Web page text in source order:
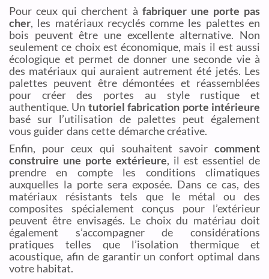
Pour ceux qui cherchent à fabriquer une porte pas
cher, les matériaux recyclés comme les palettes en
bois peuvent être une excellente alternative. Non
seulement ce choix est économique, mais il est aussi
écologique et permet de donner une seconde vie à
des matériaux qui auraient autrement été jetés. Les
palettes peuvent être démontées et réassemblées
pour créer des portes au style rustique et
authentique. Un tutoriel fabrication porte intérieure
basé sur l’utilisation de palettes peut également
vous guider dans cette démarche créative.
Enfin, pour ceux qui souhaitent savoir comment
construire une porte extérieure, il est essentiel de
prendre en compte les conditions climatiques
auxquelles la porte sera exposée. Dans ce cas, des
matériaux résistants tels que le métal ou des
composites spécialement conçus pour l’extérieur
peuvent être envisagés. Le choix du matériau doit
également s’accompagner de considérations
pratiques telles que l’isolation thermique et
acoustique, afin de garantir un confort optimal dans
votre habitat.